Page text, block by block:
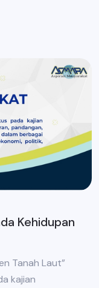
Kehidupan
Tanah Laut”
kajian